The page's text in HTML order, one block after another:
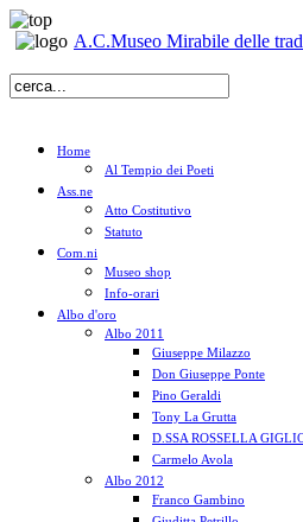
A.C.Museo Mirabile delle
Home
Al Tempio dei Poeti
Ass.ne
Atto Costitutivo
Statuto
Com.ni
Museo shop
Info-orari
Albo d'oro
Albo 2011
Giuseppe Milazzo
Don Giuseppe Ponte
Pino Geraldi
Tony La Grutta
D.SSA ROSSELLA
Carmelo Avola
Albo 2012
Franco Gambino